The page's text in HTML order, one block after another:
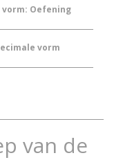
Oefening
vorm
van de